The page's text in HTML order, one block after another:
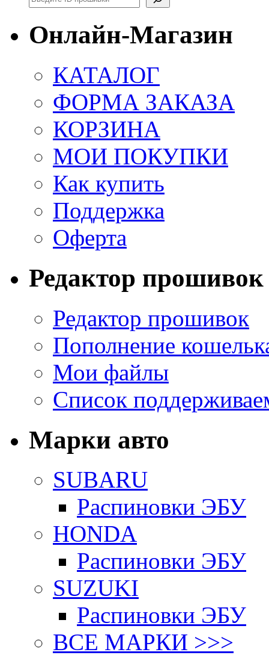
Онлайн-Магазин
КАТАЛОГ
ФОРМА ЗАКАЗА
КОРЗИНА
МОИ ПОКУПКИ
Как купить
Поддержка
Оферта
Редактор прошивок
Редактор прошивок
Пополнение
Мои файлы
Список
Марки авто
SUBARU
Распиновки ЭБУ
HONDA
Распиновки ЭБУ
SUZUKI
Распиновки ЭБУ
ВСЕ МАРКИ >>>